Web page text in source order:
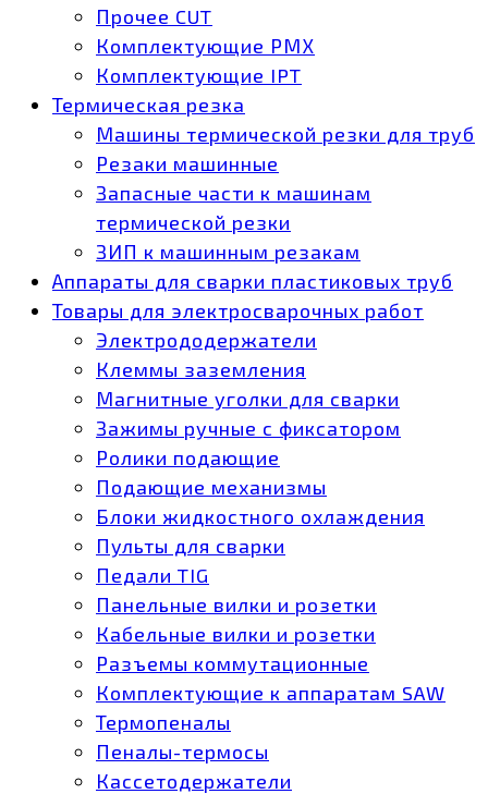
Прочее CUT
Комплектующие РМХ
Комплектующие IPT
Термическая резка
Машины термической резки для труб
Резаки машинные
Запасные части к машинам
термической резки
ЗИП к машинным резакам
Аппараты для сварки пластиковых труб
Товары для электросварочных работ
Электрододержатели
Клеммы заземления
Магнитные уголки для сварки
Зажимы ручные с фиксатором
Ролики подающие
Подающие механизмы
Блоки жидкостного охлаждения
Пульты для сварки
Педали TIG
Панельные вилки и розетки
Кабельные вилки и розетки
Разъемы коммутационные
Комплектующие к аппаратам SAW
Термопеналы
Пеналы-термосы
Кассетодержатели